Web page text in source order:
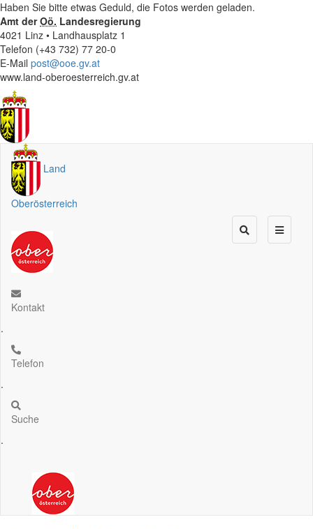
Haben Sie bitte etwas Geduld, die Fotos werden geladen.
Amt derOö. Landesregierung
4021 Linz • Landhausplatz 1
Telefon (+43 732) 77 20-0
E-Mail post@ooe.gv.at
www.land-oberoesterreich.gv.at
Land
Oberösterreich
Kontakt
.
Telefon
.
Suche
.